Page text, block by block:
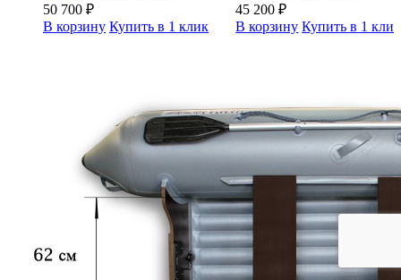
50 700 ₽
В корзину Купить в 1 клик
45 200₽
В корзину Купить в 1 клик